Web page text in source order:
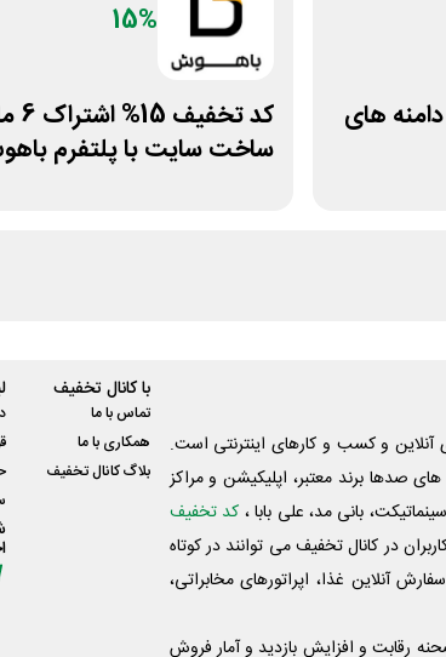
درصد دامنه های
15%
کد
ساخت سایت با پلتفرم
و کسب و‌ کارهای اینترنتی است.
صدها برند معتبر، اپلیکیشن و مراکز
بانی مد، علی‌ بابا ، کد تخفیف
در کانال تخفیف می توانند در کوتاه
آنلاین غذا، اپراتورهای مخابراتی،
رقابت و افزایش بازدید و آمار فروش
با کانال تخفیف
تماس با ما
همکاری با ما
بلاگ کانال تخفیف